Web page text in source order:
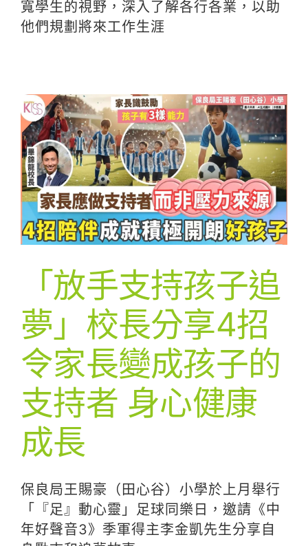
寬學生的視野，深入了解各行各業，以助
他們規劃將來工作生涯
「放手支持孩子追
夢」校長分享4招
令家長變成孩子的
支持者 身心健康
成長
保良局王賜豪（田心谷）小學於上月舉行
「『足』動心靈」足球同樂日，邀請《中
年好聲音3》季軍得主李金凱先生分享自